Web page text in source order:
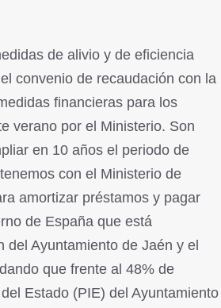
de alivio y de eficiencia
convenio de recaudación con la
financieras para los
verano por el Ministerio. Son
en 10 años el periodo de
con el Ministerio de
amortizar préstamos y pagar
de España que está
Ayuntamiento de Jaén y el
que frente al 48% de
Estado (PIE) del Ayuntamiento